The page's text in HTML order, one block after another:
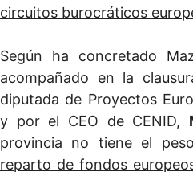
circuitos burocráticos
Según ha concretado
acompañado en la
diputada de Proyectos
y por el CEO de CENID,
provincia no tiene el
reparto de fondos